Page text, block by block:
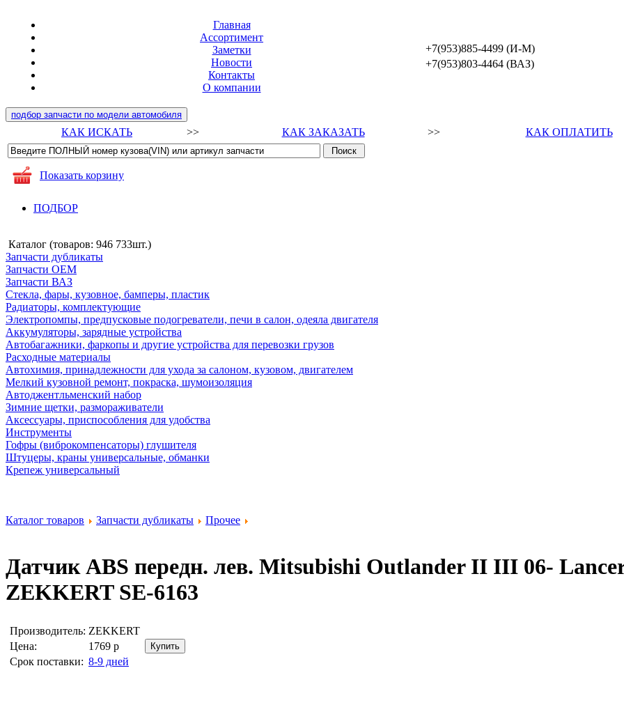
Главная
Ассортимент
Заметки
Новости
Контакты
О компании
+7(953)885-4499 (И-М)
+7(953)803-4464 (ВАЗ)
подбор запчасти по модели автомобиля
КАК ИСКАТЬ >> КАК ЗАКАЗАТЬ >> КАК ОПЛАТИТЬ
Показать корзину
ПОДБОР
Каталог (товаров: 946 733шт.)
Запчасти дубликаты
Запчасти ОЕМ
Запчасти ВАЗ
Стекла, фары, кузовное, бамперы, пластик
Радиаторы, комплектующие
Электропомпы, предпусковые подогреватели, печи в салон, одеяла двигателя
Аккумуляторы, зарядные устройства
Автобагажники, фаркопы и другие устройства для перевозки грузов
Расходные материалы
Автохимия, принадлежности для ухода за салоном, кузовом, двигателем
Мелкий кузовной ремонт, покраска, шумоизоляция
Автоджентльменский набор
Зимние щетки, размораживатели
Аксессуары, приспособления для удобства
Инструменты
Гофры (виброкомпенсаторы) глушителя
Штуцеры, краны универсальные, обманки
Крепеж универсальный
Каталог товаров Запчасти дубликаты Прочее
Датчик ABS передн. лев. Mitsubishi Outlander II III 06-
ZEKKERT SE-6163
Производитель: ZEKKERT
Цена:
1769 р
Срок поставки: 8-9 дней